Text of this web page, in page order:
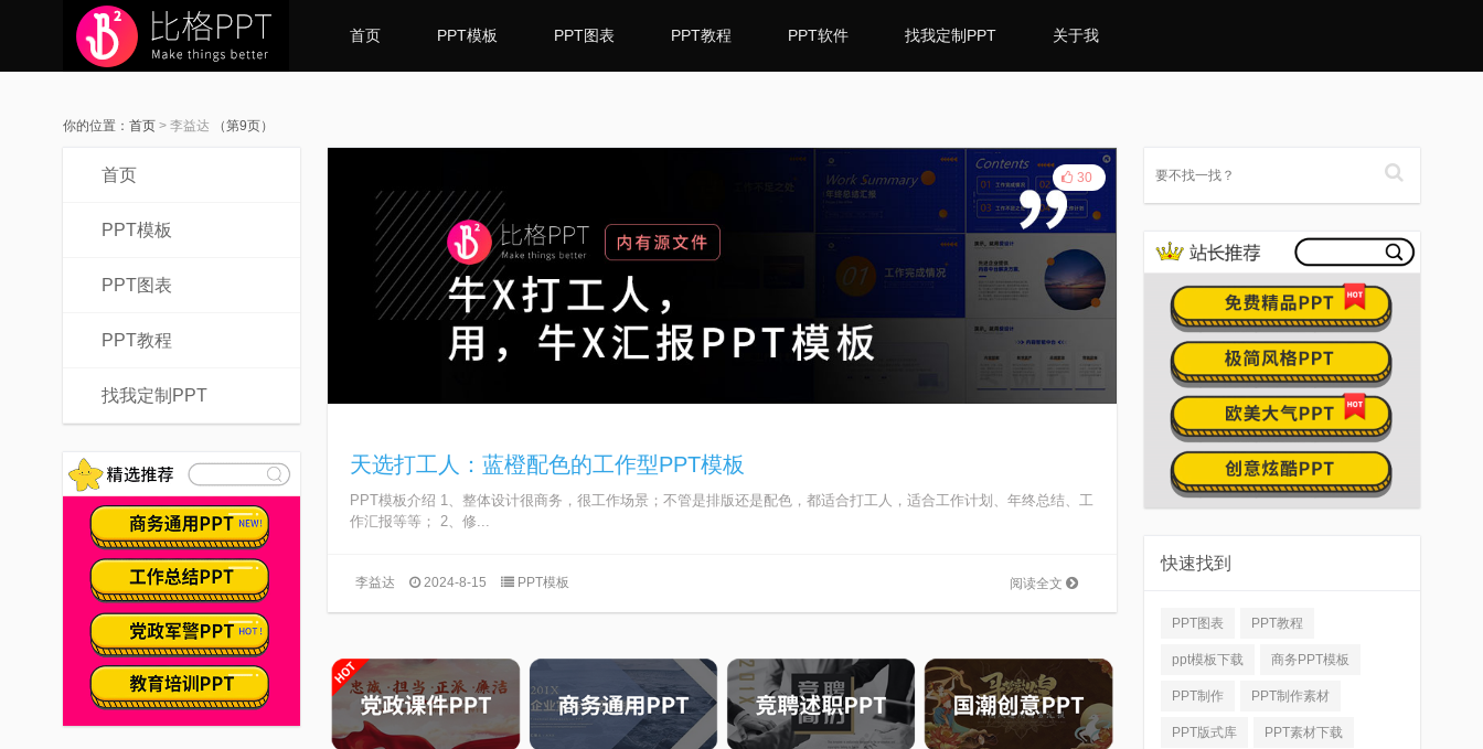
首页 PPT模板 PPT图表 PPT教程 PPT软件 找我定制PPT 关于我
你的位置： 首页 > 李益达 （第9页）
首页
PPT模板
PPT图表
PPT教程
找我定制PPT
30
天选打工人：蓝橙配色的工作型PPT模板
PPT模板介绍 1、整体设计很商务，很工作场景；不管是排版还是配色，都适合打工人，适合工作计划、年终总结、工
作汇报等等； 2、修...
阅读全文
李益达 2024-8-15 PPT模板
快速找到
PPT图表 PPT教程
ppt模板下载 商务PPT模板
PPT制作 PPT制作素材
PPT版式库 PPT素材下载